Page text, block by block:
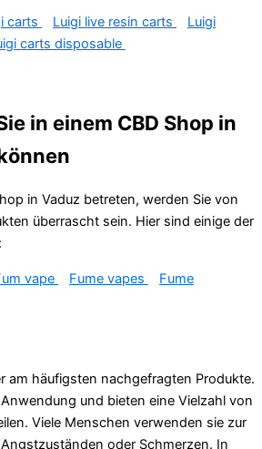
carts Luigi live resin carts
Luigi
carts disposable
in einem CBD Shop in
in Vaduz betreten, werden Sie von
überrascht sein. Hier sind einige der
vape Fume vapes
Fume
am häufigsten nachgefragten Produkte.
und bieten eine Vielzahl von
Viele Menschen verwenden sie zur
oder Schmerzen. In